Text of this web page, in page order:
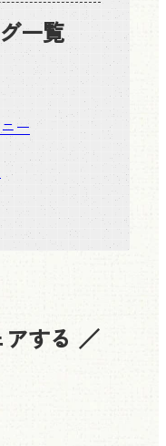
一覧
ー
する ／